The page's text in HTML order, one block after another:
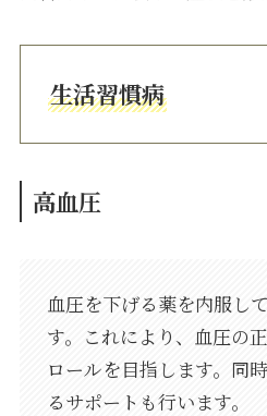
生活習慣病
高血圧
血圧を下げる薬を内服し
す。これにより、血圧の
ロールを目指します。同
るサポートも行います。